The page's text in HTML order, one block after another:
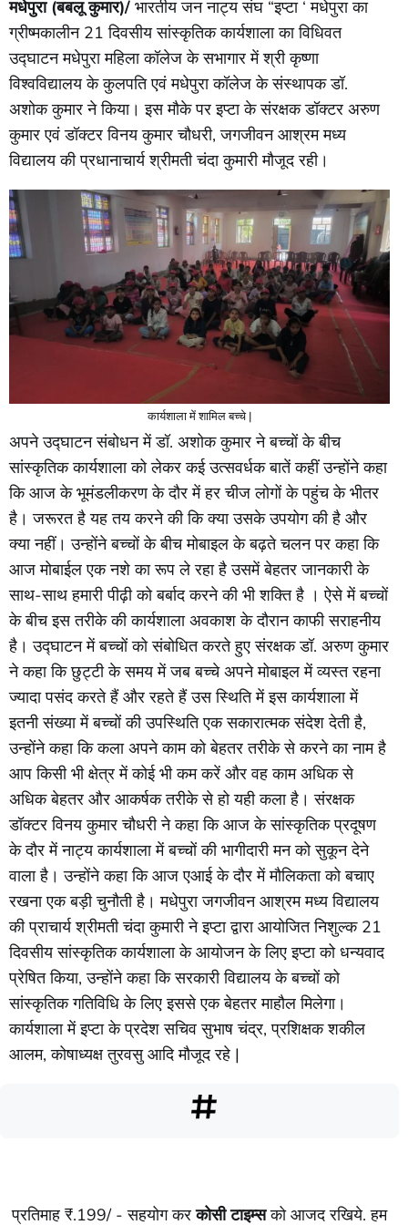
मधेपुरा (बबलू कुमार)/ भारतीय जन नाट्य संघ “इप्टा ‘ मधेपुरा का
ग्रीष्मकालीन 21 दिवसीय सांस्कृतिक कार्यशाला का विधिवत
उद्घाटन मधेपुरा महिला कॉलेज के सभागार में श्री कृष्णा
विश्वविद्यालय के कुलपति एवं मधेपुरा कॉलेज के संस्थापक डॉ.
अशोक कुमार ने किया। इस मौके पर इप्टा के संरक्षक डॉक्टर अरुण
कुमार एवं डॉक्टर विनय कुमार चौधरी, जगजीवन आश्रम मध्य
विद्यालय की प्रधानाचार्य श्रीमती चंदा कुमारी मौजूद रही।
कार्यशाला में शामिल बच्चे |
अपने उद्घाटन संबोधन में डॉ. अशोक कुमार ने बच्चों के बीच
सांस्कृतिक कार्यशाला को लेकर कई उत्सवर्धक बातें कहीं उन्होंने कहा
कि आज के भूमंडलीकरण के दौर में हर चीज लोगों के पहुंच के भीतर
है। जरूरत है यह तय करने की कि क्या उसके उपयोग की है और
क्या नहीं। उन्होंने बच्चों के बीच मोबाइल के बढ़ते चलन पर कहा कि
आज मोबाईल एक नशे का रूप ले रहा है उसमें बेहतर जानकारी के
साथ-साथ हमारी पीढ़ी को बर्बाद करने की भी शक्ति है । ऐसे में बच्चों
के बीच इस तरीके की कार्यशाला अवकाश के दौरान काफी सराहनीय
है। उद्घाटन में बच्चों को संबोधित करते हुए संरक्षक डॉ. अरुण कुमार
ने कहा कि छुट्टी के समय में जब बच्चे अपने मोबाइल में व्यस्त रहना
ज्यादा पसंद करते हैं और रहते हैं उस स्थिति में इस कार्यशाला में
इतनी संख्या में बच्चों की उपस्थिति एक सकारात्मक संदेश देती है,
उन्होंने कहा कि कला अपने काम को बेहतर तरीके से करने का नाम है
आप किसी भी क्षेत्र में कोई भी कम करें और वह काम अधिक से
अधिक बेहतर और आकर्षक तरीके से हो यही कला है। संरक्षक
डॉक्टर विनय कुमार चौधरी ने कहा कि आज के सांस्कृतिक प्रदूषण
के दौर में नाट्य कार्यशाला में बच्चों की भागीदारी मन को सुकून देने
वाला है। उन्होंने कहा कि आज एआई के दौर में मौलिकता को बचाए
रखना एक बड़ी चुनौती है। मधेपुरा जगजीवन आश्रम मध्य विद्यालय
की प्राचार्य श्रीमती चंदा कुमारी ने इप्टा द्वारा आयोजित निशुल्क 21
दिवसीय सांस्कृतिक कार्यशाला के आयोजन के लिए इप्टा को धन्यवाद
प्रेषित किया, उन्होंने कहा कि सरकारी विद्यालय के बच्चों को
सांस्कृतिक गतिविधि के लिए इससे एक बेहतर माहौल मिलेगा।
कार्यशाला में इप्टा के प्रदेश सचिव सुभाष चंद्र, प्रशिक्षक शकील
आलम, कोषाध्यक्ष तुरवसु आदि मौजूद रहे |
प्रतिमाह ₹.199/ - सहयोग करकोसी टाइम्सको आजद रखिये. हम